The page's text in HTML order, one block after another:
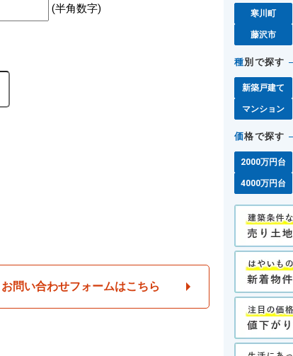
(半角数字)
お問い合わせフォームはこちら
寒川町
藤沢市
種別で探す
新築戸建て
マンション
価格で探す
2000万円台
4000万円台